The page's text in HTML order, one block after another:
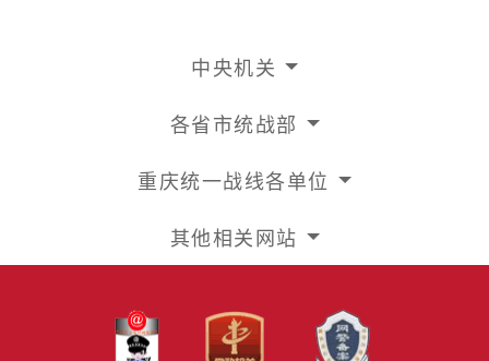
中央机关
各省市统战部
重庆统一战线各单位
其他相关网站